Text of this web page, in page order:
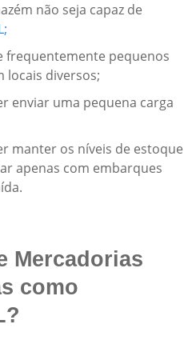
não seja capaz de
frequentemente pequenos
locais diversos;
enviar uma pequena carga
manter os níveis de estoque
apenas com embarques
Mercadorias
como